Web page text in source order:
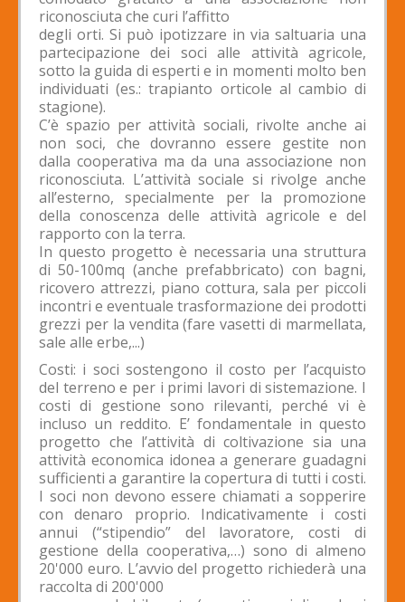
riconosciuta che curi l’affitto
degli orti. Si può ipotizzare in via saltuaria una
partecipazione dei soci alle attività agricole,
sotto la guida di esperti e in momenti molto ben
individuati (es.: trapianto orticole al cambio di
stagione).
C’è spazio per attività sociali, rivolte anche ai
non soci, che dovranno essere gestite non
dalla cooperativa ma da una associazione non
riconosciuta. L’attività sociale si rivolge anche
all’esterno, specialmente per la promozione
della conoscenza delle attività agricole e del
rapporto con la terra.
In questo progetto è necessaria una struttura
di 50-100mq (anche prefabbricato) con bagni,
ricovero attrezzi, piano cottura, sala per piccoli
incontri e eventuale trasformazione dei prodotti
grezzi per la vendita (fare vasetti di marmellata,
sale alle erbe,...)
Costi: i soci sostengono il costo per l’acquisto
del terreno e per i primi lavori di sistemazione. I
costi di gestione sono rilevanti, perché vi è
incluso un reddito. E’ fondamentale in questo
progetto che l’attività di coltivazione sia una
attività economica idonea a generare guadagni
sufficienti a garantire la copertura di tutti i costi.
I soci non devono essere chiamati a sopperire
con denaro proprio. Indicativamente i costi
annui (“stipendio” del lavoratore, costi di
gestione della cooperativa,…) sono di almeno
20'000 euro. L’avvio del progetto richiederà una
raccolta di 200'000